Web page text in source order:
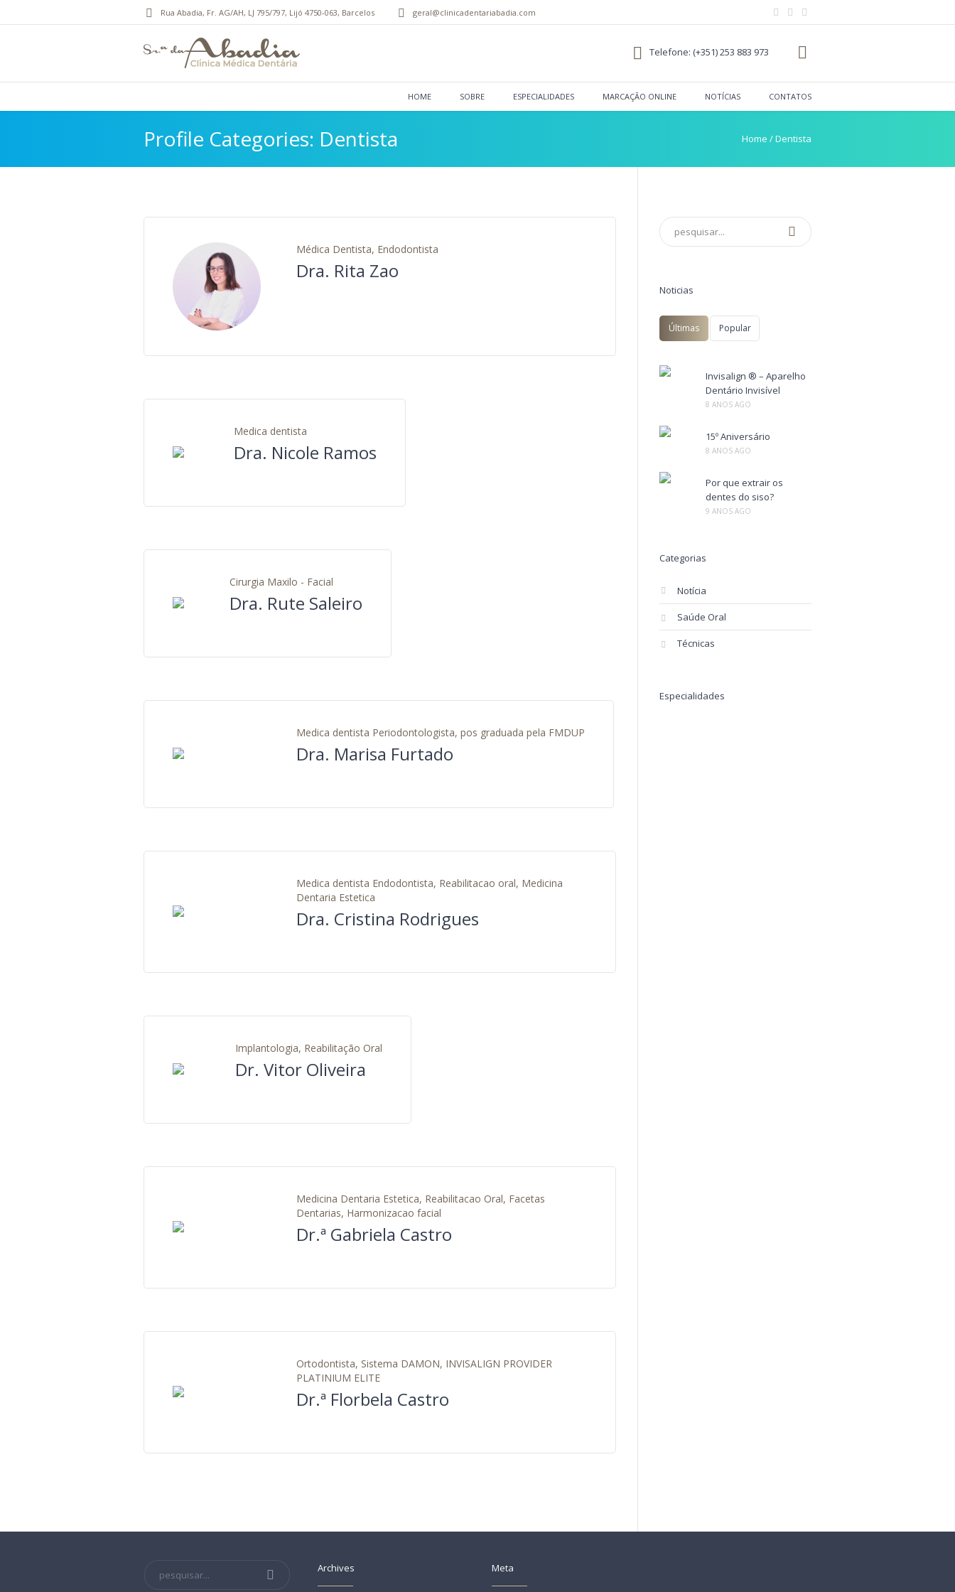
Rua Abadia, Fr. AG/AH, LJ 795/797, Lijó 4750-063, Barcelos geral@clinicadentariabadia.com
Telefone: (+351) 253 883 973
HOME SOBRE ESPECIALIDADES MARCAÇÃO ONLINE NOTÍCIAS CONTATOS
Profile Categories: Dentista Home /Dentista
Médica Dentista, Endodontista
Dra. Rita Zao
Medica dentista
Dra. Nicole Ramos
Cirurgia Maxilo - Facial
Dra. Rute Saleiro
Medica dentista Periodontologista, pos graduada pela FMDUP
Dra. Marisa Furtado
Medica dentista Endodontista, Reabilitacao oral, Medicina
Dentaria Estetica
Dra. Cristina Rodrigues
Implantologia, Reabilitação Oral
Dr. Vitor Oliveira
Medicina Dentaria Estetica, Reabilitacao Oral, Facetas
Dentarias, Harmonizacao facial
Dr.ª Gabriela Castro
Ortodontista, Sistema DAMON, INVISALIGN PROVIDER
PLATINIUM ELITE
Dr.ª Florbela Castro
Noticias
Últimas Popular
Invisalign ® – Aparelho
Dentário Invisível
8 ANOS AGO
15º Aniversário
8 ANOS AGO
Por que extrair os
dentes do siso?
9 ANOS AGO
Categorias
Notícia
Saúde Oral
Técnicas
Especialidades
Archives Meta